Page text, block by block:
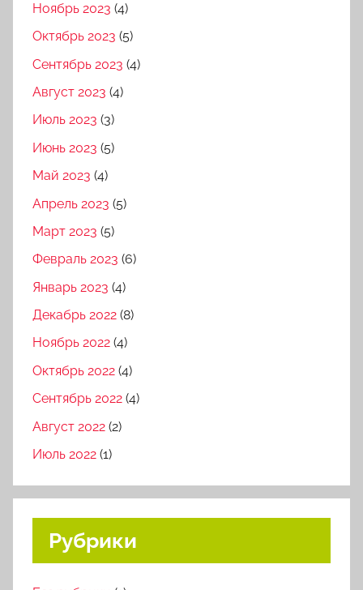
Ноябрь 2023 (4)
Октябрь 2023 (5)
Сентябрь 2023 (4)
Август 2023 (4)
Июль 2023 (3)
Июнь 2023 (5)
Май 2023 (4)
Апрель 2023 (5)
Март 2023 (5)
Февраль 2023 (6)
Январь 2023 (4)
Декабрь 2022 (8)
Ноябрь 2022 (4)
Октябрь 2022 (4)
Сентябрь 2022 (4)
Август 2022 (2)
Июль 2022 (1)
Рубрики